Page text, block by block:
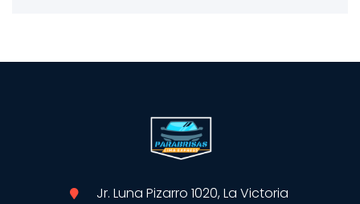
Jr. Luna Pizarro 1020, La Victoria